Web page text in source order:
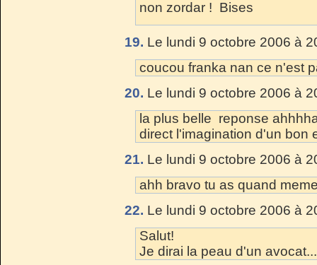
non zordar ! Bises
19. Le lundi 9 octobre 2006 à
coucou franka nan ce n'est
20. Le lundi 9 octobre 2006 à
la plus belle reponse
direct l'imagination d'un bon
21. Le lundi 9 octobre 2006 à
ahh bravo tu as quand
22. Le lundi 9 octobre 2006 à
Salut!
Je dirai la peau d'un avocat...